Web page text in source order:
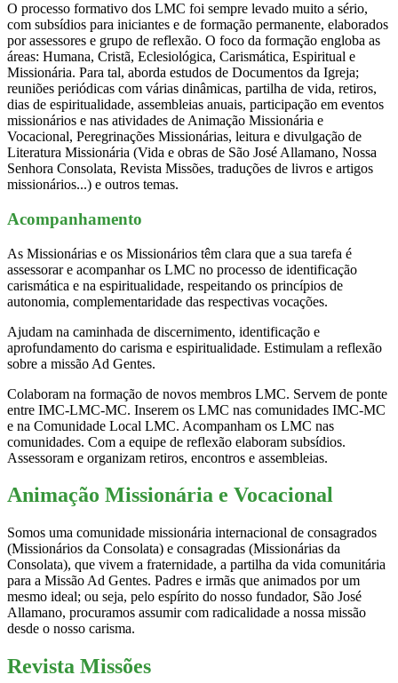
O processo formativo dos LMC foi sempre levado muito a sério,
com subsídios para iniciantes e de formação permanente, elaborados
por assessores e grupo de reflexão. O foco da formação engloba as
áreas: Humana, Cristã, Eclesiológica, Carismática, Espiritual e
Missionária. Para tal, aborda estudos de Documentos da Igreja;
reuniões periódicas com várias dinâmicas, partilha de vida, retiros,
dias de espiritualidade, assembleias anuais, participação em eventos
missionários e nas atividades de Animação Missionária e
Vocacional, Peregrinações Missionárias, leitura e divulgação de
Literatura Missionária (Vida e obras de São José Allamano, Nossa
Senhora Consolata, Revista Missões, traduções de livros e artigos
missionários...) e outros temas.
Acompanhamento
As Missionárias e os Missionários têm clara que a sua tarefa é
assessorar e acompanhar os LMC no processo de identificação
carismática e na espiritualidade, respeitando os princípios de
autonomia, complementaridade das respectivas vocações.
Ajudam na caminhada de discernimento, identificação e
aprofundamento do carisma e espiritualidade. Estimulam a reflexão
sobre a missão Ad Gentes.
Colaboram na formação de novos membros LMC. Servem de ponte
entre IMC-LMC-MC. Inserem os LMC nas comunidades IMC-MC
e na Comunidade Local LMC. Acompanham os LMC nas
comunidades. Com a equipe de reflexão elaboram subsídios.
Assessoram e organizam retiros, encontros e assembleias.
Animação Missionária e Vocacional
Somos uma comunidade missionária internacional de consagrados
(Missionários da Consolata) e consagradas (Missionárias da
Consolata), que vivem a fraternidade, a partilha da vida comunitária
para a Missão Ad Gentes. Padres e irmãs que animados por um
mesmo ideal; ou seja, pelo espírito do nosso fundador, São José
Allamano, procuramos assumir com radicalidade a nossa missão
desde o nosso carisma.
Revista Missões